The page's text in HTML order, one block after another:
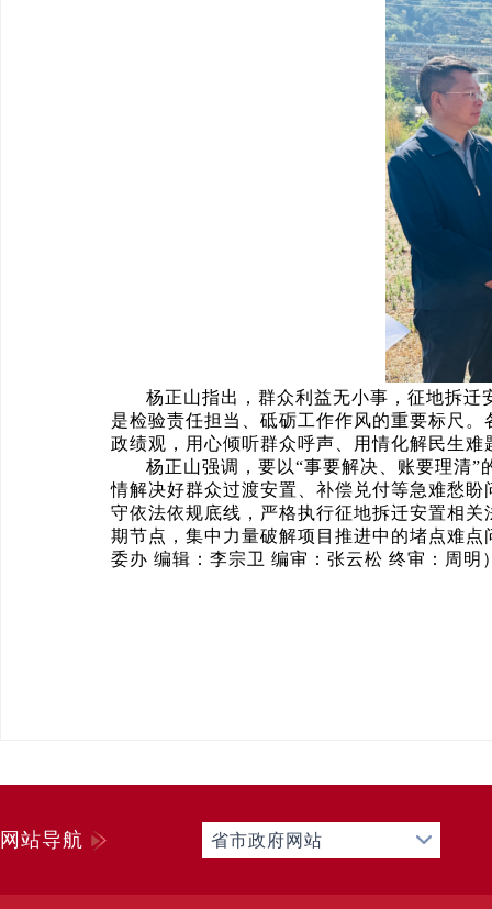
杨正山指出，群众利益无小事，征地拆
是检验责任担当、砥砺工作作风的重要标尺
政绩观，用心倾听群众呼声、用情化解民生
杨正山强调，要以“事要解决、账要理清
情解决好群众过渡安置、补偿兑付等急难愁
守依法依规底线，严格执行征地拆迁安置相
期节点，集中力量破解项目推进中的堵点难
委办 编辑：李宗卫 编审：张云松 终审：周明
网站导航 省市政府网站